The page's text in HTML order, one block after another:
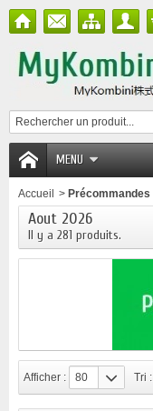
MENU
Accueil > Précommandes
Aout 2026
Il y a 281 produits.
Afficher : 80 Tri :